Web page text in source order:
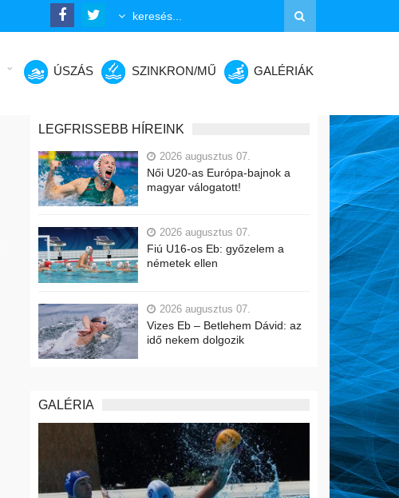
ÚSZÁS SZINKRON/MŰ GALÉRIÁK
LEGFRISSEBB HÍREINK
2026 augusztus 07.
Női U20-as Európa-bajnok a
magyar válogatott!
2026 augusztus 07.
Fiú U16-os Eb: győzelem a
németek ellen
2026 augusztus 07.
Vizes Eb – Betlehem Dávid: az
idő nekem dolgozik
GALÉRIA